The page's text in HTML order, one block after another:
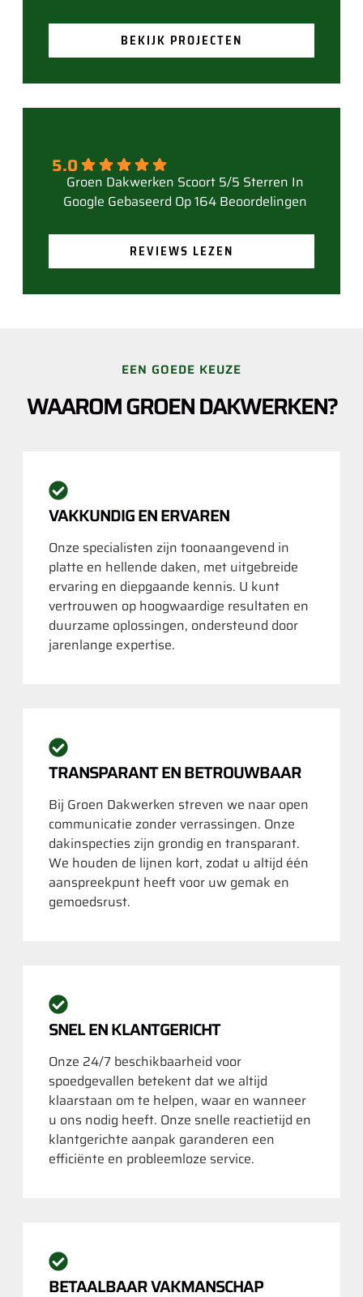
BEKIJK PROJECTEN
5.0
Gebaseerd Op 164 Beoordelingen
REVIEWS LEZEN
EEN GOEDE KEUZE
WAAROM GROEN DAKWERKEN?
VAKKUNDIG EN ERVAREN
Onze specialisten zijn toonaangevend in
platte en hellende daken, met uitgebreide
ervaring en diepgaande kennis. U kunt
vertrouwen op hoogwaardige resultaten en
duurzame oplossingen, ondersteund door
jarenlange expertise.
TRANSPARANT EN BETROUWBAAR
Bij Groen Dakwerken streven we naar open
communicatie zonder verrassingen. Onze
dakinspecties zijn grondig en transparant.
We houden de lijnen kort, zodat u altijd één
aanspreekpunt heeft voor uw gemak en
gemoedsrust.
SNEL EN KLANTGERICHT
Onze 24/7 beschikbaarheid voor
spoedgevallen betekent dat we altijd
klaarstaan om te helpen, waar en wanneer
u ons nodig heeft. Onze snelle reactietijd en
klantgerichte aanpak garanderen een
efficiënte en probleemloze service.
BETAALBAAR VAKMANSCHAP